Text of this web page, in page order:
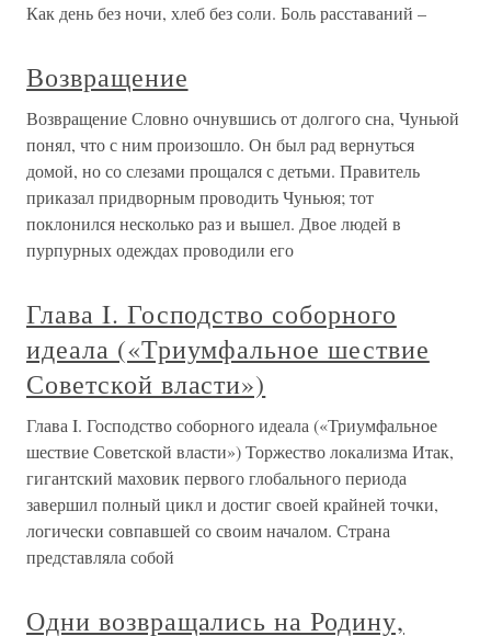
Как день без ночи, хлеб без соли. Боль расставаний –
Возвращение
Возвращение Словно очнувшись от долгого сна, Чуньюй
понял, что с ним произошло. Он был рад вернуться
домой, но со слезами прощался с детьми. Правитель
приказал придворным проводить Чуньюя; тот
поклонился несколько раз и вышел. Двое людей в
пурпурных одеждах проводили его
Глава I. Господство соборного
идеала («Триумфальное шествие
Советской власти»)
Глава I. Господство соборного идеала («Триумфальное
шествие Советской власти») Торжество локализма Итак,
гигантский маховик первого глобального периода
завершил полный цикл и достиг своей крайней точки,
логически совпавшей со своим началом. Страна
представляла собой
Одни возвращались на Родину,